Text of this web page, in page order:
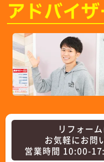
アドバイ
リフォー
お気軽にお問
営業時間 10:00-